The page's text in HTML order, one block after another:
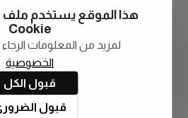
هذا الموقع يستخدم ملف
Cookie
لمزيد من المعلومات الرجاء
الخصوصية
قبول الكل
قبول